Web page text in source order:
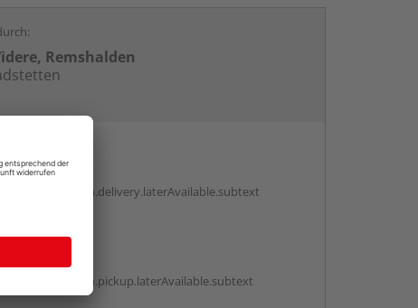
Remshalden
abholen